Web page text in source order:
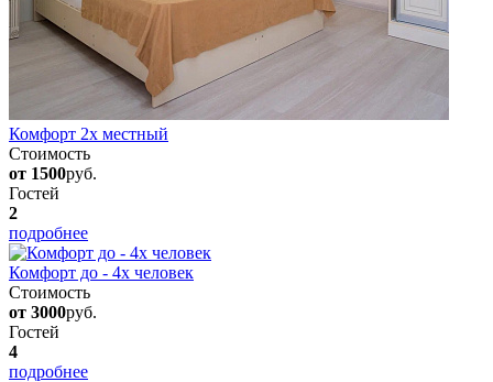
Комфорт 2х местный
Стоимость
от 1500руб.
Гостей
2
подробнее
Комфорт до - 4х человек
Стоимость
от 3000руб.
Гостей
4
подробнее